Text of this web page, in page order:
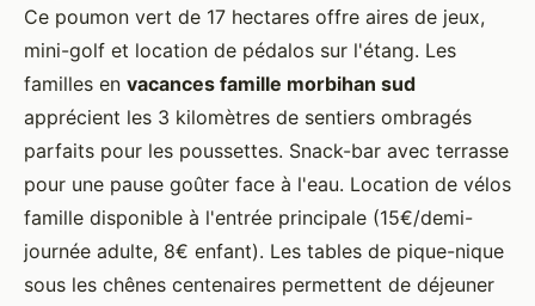
Ce poumon vert de 17 hectares offre aires de jeux,
mini-golf et location de pédalos sur l'étang. Les
familles en vacances famille morbihan sud
apprécient les 3 kilomètres de sentiers ombragés
parfaits pour les poussettes. Snack-bar avec terrasse
pour une pause goûter face à l'eau. Location de vélos
famille disponible à l'entrée principale (15€/demi-
journée adulte, 8€ enfant). Les tables de pique-nique
sous les chênes centenaires permettent de déjeuner